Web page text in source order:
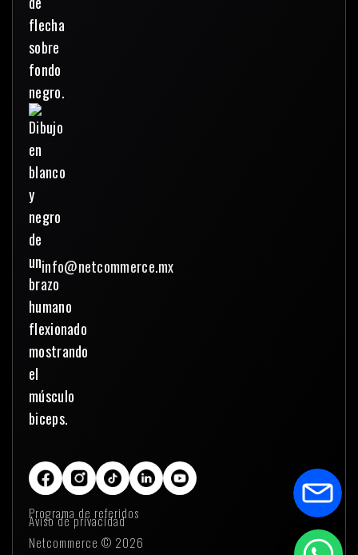
info@netcommerce.mx
Programa de referidos
Aviso de privacidad
Netcommerce © 2026